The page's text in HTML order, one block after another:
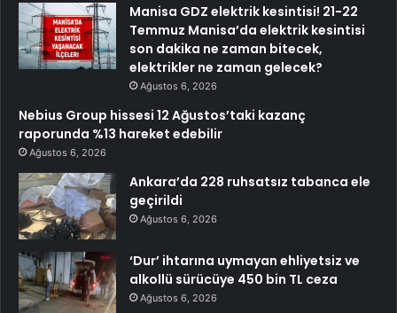
Manisa GDZ elektrik kesintisi! 21-22
Temmuz Manisa’da elektrik kesintisi
son dakika ne zaman bitecek,
elektrikler ne zaman gelecek?
Ağustos 6, 2026
Nebius Group hissesi 12 Ağustos’taki kazanç
raporunda %13 hareket edebilir
Ağustos 6, 2026
Ankara’da 228 ruhsatsız tabanca ele
geçirildi
Ağustos 6, 2026
‘Dur’ ihtarına uymayan ehliyetsiz ve
alkollü sürücüye 450 bin TL ceza
Ağustos 6, 2026